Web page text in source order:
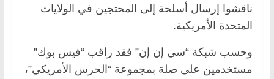
ناقشوا إرسال أسلحة إلى المحتجين في الولايات
المتحدة الأمريكية.
وحسب شبكة “سي إن إن” فقد راقب “فيس بوك”
مستخدمين على صلة بمجموعة “الحرس الأمريكي”،